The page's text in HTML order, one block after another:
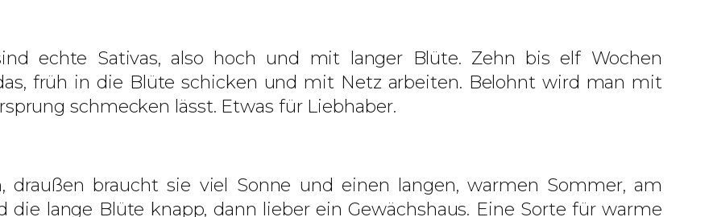
echte Sativas, also hoch und mit langer Blüte. Zehn bis elf Wochen
früh in die Blüte schicken und mit Netz arbeiten. Belohnt wird man mit
schmecken lässt. Etwas für Liebhaber.
draußen braucht sie viel Sonne und einen langen, warmen Sommer, am
lange Blüte knapp, dann lieber ein Gewächshaus. Eine Sorte für warme